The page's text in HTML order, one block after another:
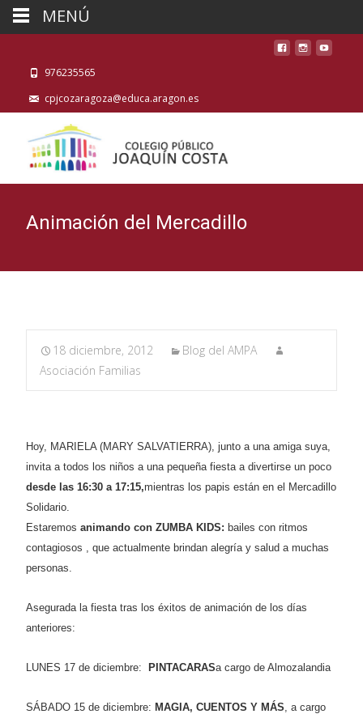
976235565
cpjcozaragoza@educa.aragon.es
Animación del Mercadillo
18 diciembre, 2012
Blog del AMPA
Asociación Familias
Hoy, MARIELA (MARY SALVATIERRA), junto a una amiga suya,
invita a todos los niños a una pequeña fiesta a divertirse un poco
desde las 16:30 a 17:15,mientras los papis están en el Mercadillo
Solidario.
Estaremos animando con ZUMBA KIDS: bailes con ritmos
contagiosos , que actualmente brindan alegría y salud a muchas
personas.
Asegurada la fiesta tras los éxitos de animación de los días
anteriores:
LUNES 17 de diciembre: PINTACARASa cargo de Almozalandia
SÁBADO 15 de diciembre: MAGIA, CUENTOS Y MÁS, a cargo
MENÚ